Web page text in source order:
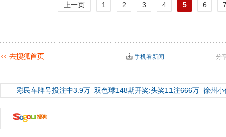
上一页 1 2 3 4 5 6
分
手机看新闻
彩民车牌号投注中3.9万 双色球148期开奖:头奖11注666万 徐州